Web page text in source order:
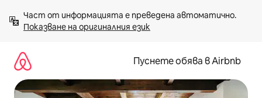
към
съдържанието
Показване на оригиналния език
Пуснете обява в Airbnb